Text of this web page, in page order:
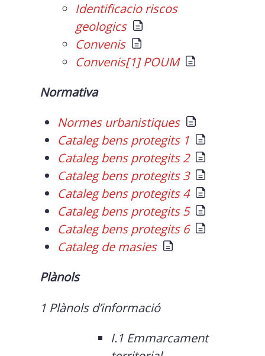
Identificacio riscos
geologics
Convenis
Convenis[1] POUM
Normativa
Normes urbanistiques
Cataleg bens protegits 1
Cataleg bens protegits 2
Cataleg bens protegits 3
Cataleg bens protegits 4
Cataleg bens protegits 5
Cataleg bens protegits 6
Cataleg de masies
Plànols
1 Plànols d’informació
I.1 Emmarcament